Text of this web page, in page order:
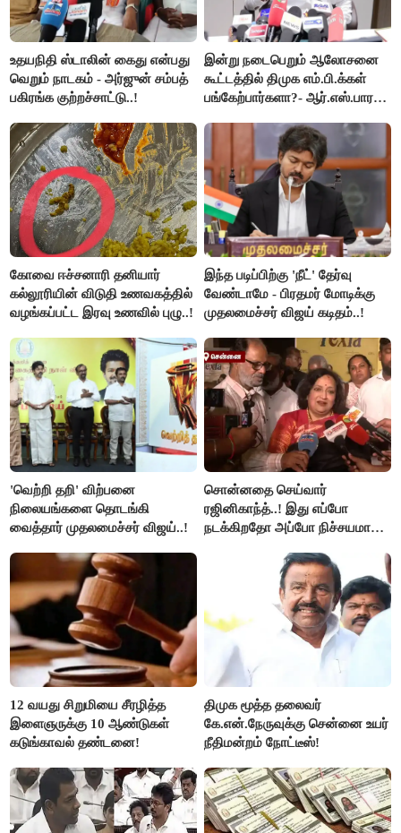
உதயநிதி ஸ்டாலின் கைது என்பது
வெறும் நாடகம் - அர்ஜுன் சம்பத்
பகிரங்க குற்றச்சாட்டு..!
இன்று நடைபெறும் ஆலோசனை
கூட்டத்தில் திமுக எம்.பி.க்கள்
பங்கேற்பார்களா?- ஆர்.எஸ்.பாரதி
கோவை ஈச்சனாரி தனியார்
கல்லூரியின் விடுதி உணவகத்தில்
வழங்கப்பட்ட இரவு உணவில் புழு..!
இந்த படிப்பிற்கு 'நீட்' தேர்வு
வேண்டாமே - பிரதமர் மோடிக்கு
முதலமைச்சர் விஜய் கடிதம்..!
'வெற்றி தறி' விற்பனை
நிலையங்களை தொடங்கி
வைத்தார் முதலமைச்சர் விஜய்..!
சொன்னதை செய்வார்
ரஜினிகாந்த்..! இது எப்போ
நடக்கிறதோ அப்போ நிச்சயமாக
ரஜினிகாந்த்..!
12 வயது சிறுமியை சீரழித்த
இளைஞருக்கு 10 ஆண்டுகள்
கடுங்காவல் தண்டனை!
திமுக மூத்த தலைவர்
கே.என்.நேருவுக்கு சென்னை உயர்
நீதிமன்றம் நோட்டீஸ்!